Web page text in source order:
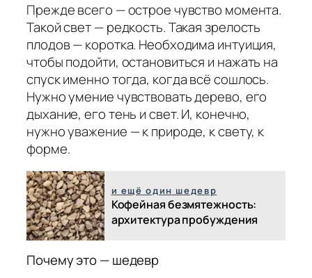
Прежде всего — острое чувство момента.
Такой свет — редкость. Такая зрелость
плодов — коротка. Необходима интуиция,
чтобы подойти, остановиться и нажать на
спуск именно тогда, когда всё сошлось.
Нужно умение чувствовать дерево, его
дыхание, его тень и свет. И, конечно,
нужно уважение — к природе, к свету, к
форме.
и ещё один шедевр
Кофейная безмятежность:
архитектура пробуждения
Почему это — шедевр